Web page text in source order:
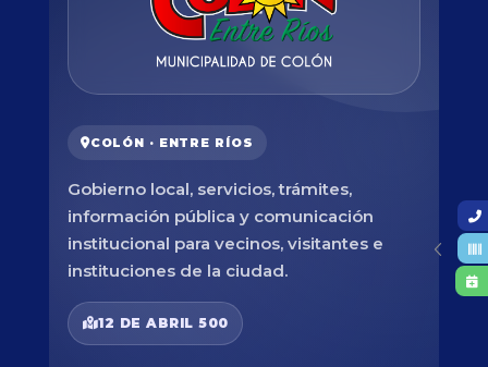
COLÓN · ENTRE RÍOS
Gobierno local, servicios, trámites,
información pública y comunicación
institucional para vecinos, visitantes e
instituciones de la ciudad.
12 DE ABRIL 500